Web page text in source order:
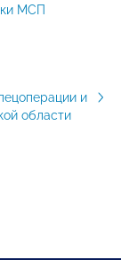
МСП
и
области